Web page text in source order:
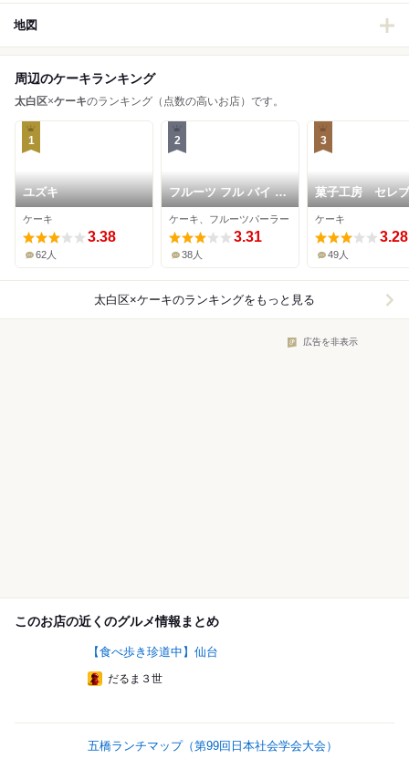
地図
周辺のケーキランキング
太白区×ケーキのランキング（点数の高いお店）です。
1
ユズキ
ケーキ
3.38
62人
2
フルーツ フル バイ イ
タガキ ララガーデン
長町店
ケーキ、フルーツパーラー
3.31
38人
3
菓子工房 セレ
ケーキ
3.28
49人
太白区×ケーキのランキングをもっと見る
広告を非表示
このお店の近くのグルメ情報まとめ
【食べ歩き珍道中】仙台
だるま３世
五橋ランチマップ（第99回日本社会学会大会）